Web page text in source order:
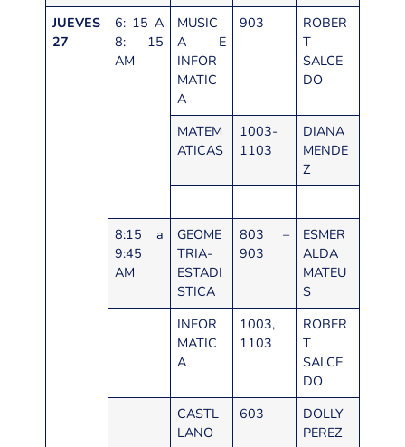
JUEVES
27
6: 15 A
8: 15
AM
MUSIC
A E
INFOR
MATIC
A
903
ROBER
T
SALCE
DO
MATEM
ATICAS
1003-
1103
DIANA
MENDE
Z
8:15 a
9:45
AM
GEOME
TRIA-
ESTADI
STICA
803 –
903
ESMER
ALDA
MATEU
S
INFOR
MATIC
A
1003,
1103
ROBER
T
SALCE
DO
CASTL
LANO
603
DOLLY
PEREZ